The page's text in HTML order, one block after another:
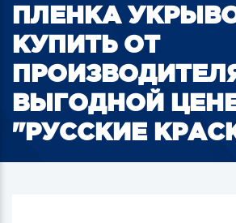
ПЛЕНКА
КУПИТЬ ОТ
ВЫГОДНОЙ
"РУССКИЕ